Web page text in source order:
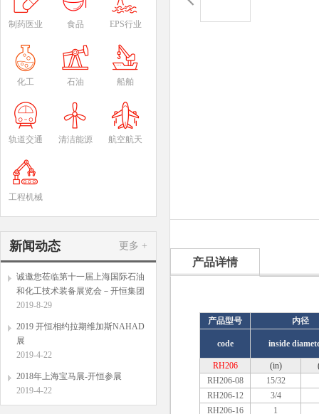
制药医业 食品 EPS行业
化工 石油 船舶
轨道交通 清洁能源 航空航天
工程机械
更多 +
新闻动态
诚邀您莅临第十一届上海国际石油
和化工技术装备展览会－开恒集团
2019-8-29
2019 开恒相约拉期维加斯NAHAD
展
2019-4-22
2018年上海宝马展-开恒参展
2019-4-22
产品详情
产品型号 内径
code inside
RH206 (in)
RH206-08
15/32
RH206-12
3/4
RH206-16
1